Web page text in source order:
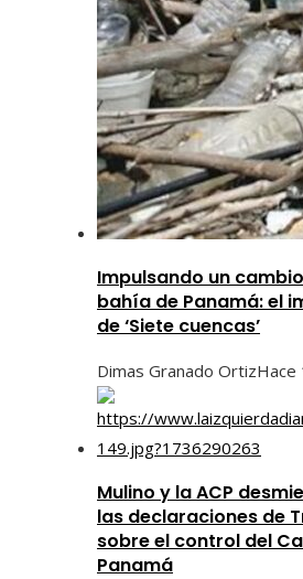
Impulsando un
bahía de Panamá: el
de ‘Siete cuencas’
Dimas Granado OrtizHace
Mulino y la ACP
las declaraciones de
sobre el control del
Panamá